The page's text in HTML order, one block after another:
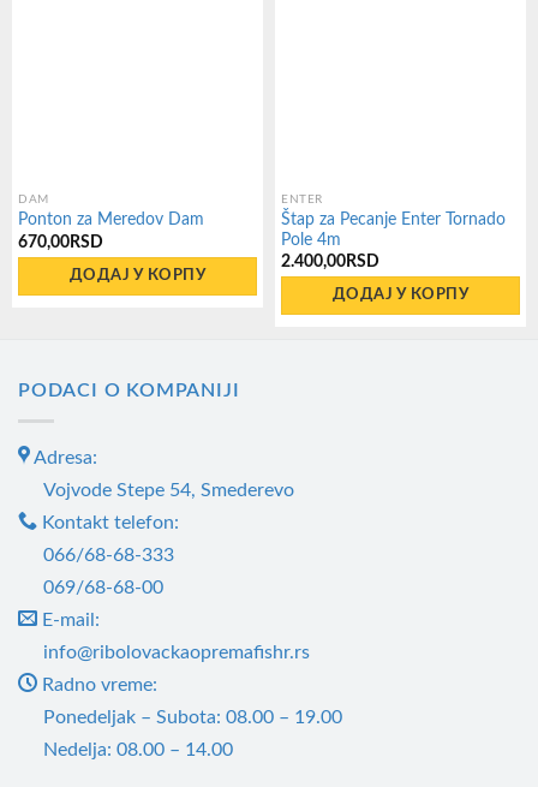
DAM
Ponton za Meredov Dam
670,00 RSD
ДОДАЈ У КОРПУ
ENTER
Štap za Pecanje Enter Tornado
Pole 4m
2.400,00 RSD
ДОДАЈ У КОРПУ
PODACI O KOMPANIJI
Adresa:
Vojvode Stepe 54, Smederevo
Kontakt telefon:
066/68-68-333
069/68-68-00
E-mail:
info@ribolovackaopremafishr.rs
Radno vreme:
Ponedeljak – Subota: 08.00 – 19.00
Nedelja: 08.00 – 14.00